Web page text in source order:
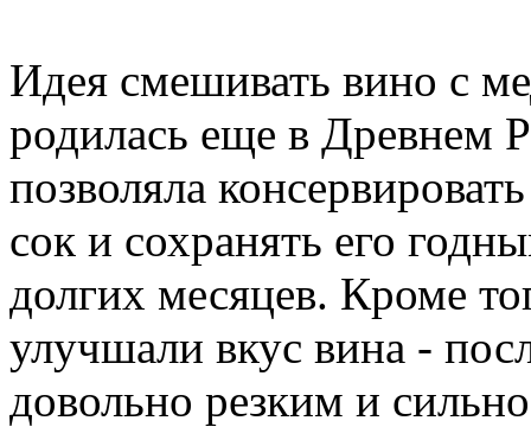
Идея смешивать вино с
родилась еще в Древнем
позволяла
сок и сохранять его
долгих месяцев. Кроме
улучшали вкус вина -
довольно резким и